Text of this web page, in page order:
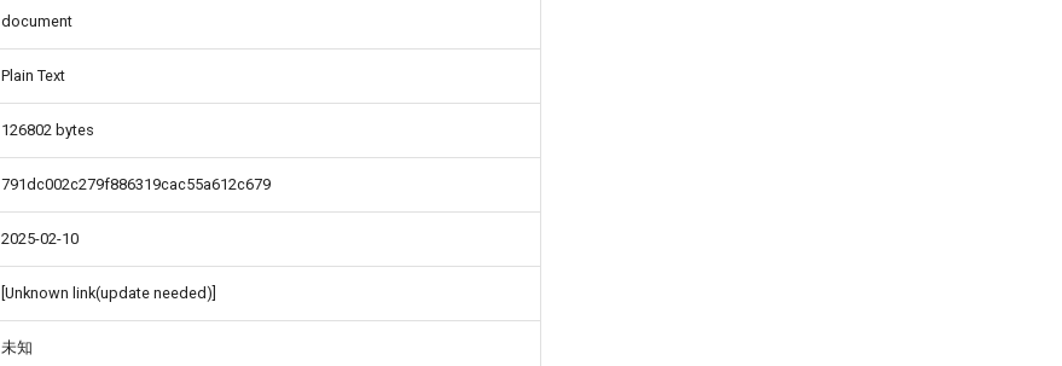
document
Plain Text
126802 bytes
791dc002c279f886319cac55a612c679
2025-02-10
[Unknown link(update needed)]
未知